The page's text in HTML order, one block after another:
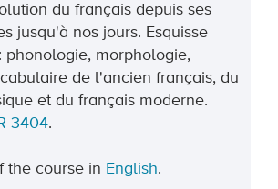
du français depuis ses
jusqu'à nos jours. Esquisse
phonologie, morphologie,
de l'ancien français, du
et du français moderne.
3404.
the course in English.